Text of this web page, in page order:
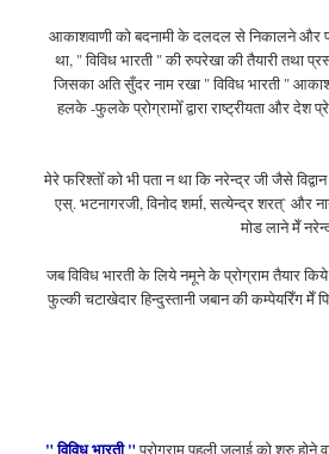
आकाशवाणी को बदनामी के दलदल से निकालने और
था, " विविध भारती " की रुपरेखा की तैयारी तथा
जिसका अति सुँदर नाम रखा " विविध भारती "
हलके -फुलके प्रोग्रामोँ द्वारा राष्ट्रीयता और
मेरे फरिश्तोँ को भी पता न था कि नरेन्द्र जी जैसे
एस्. भटनागरजी, विनोद शर्मा, सत्येन्द्र शरत्` और
मोड लाने मेँ
जब विविध भारती के लिये नमूने के प्रोग्राम तैयार
फुल्की चटाखेदार हिन्दुस्तानी जबान की कम्पेयरिँग मेँ
" विविध भारती "प्रोग्राम पहली जुलाई को शुरु होने